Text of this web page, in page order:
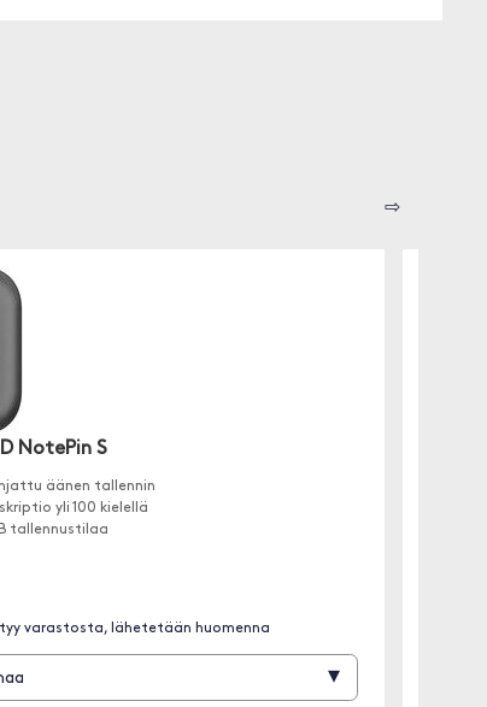
⇨
NotePin S
äänen tallennin
yli 100 kielellä
tallennustilaa
varastosta, lähetetään huomenna
▾